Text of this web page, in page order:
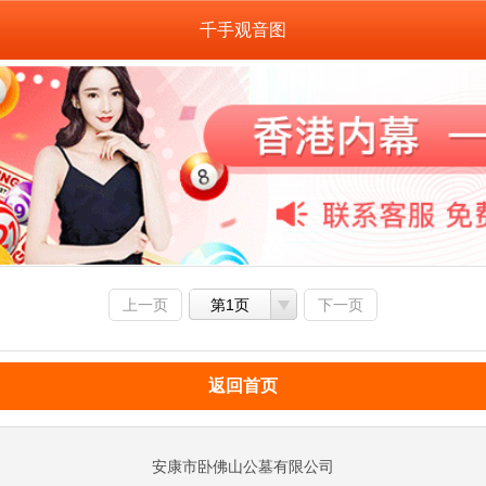
千手观音图
上一页 第1页 下一页
返回首页
安康市卧佛山公墓有限公司